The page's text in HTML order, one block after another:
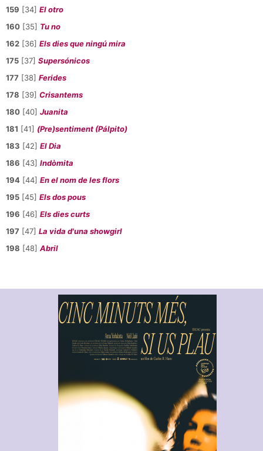
159 [34] El otro
160 [35] Tu no
162 [36] Els dies que ningú mira
175 [37] Supersónicos
177 [38] Ferides
178 [39] Crisantems
180 [40] Juanita
181 [41] (Pre)sentiment (Pálpito)
183 [42] El Dia
186 [43] Indòmita
194 [44] En el nom de les flors
195 [45] Els dos pous
196 [46] Els dies curts
197 [47] La vida d'una showgirl
198 [48] Abril